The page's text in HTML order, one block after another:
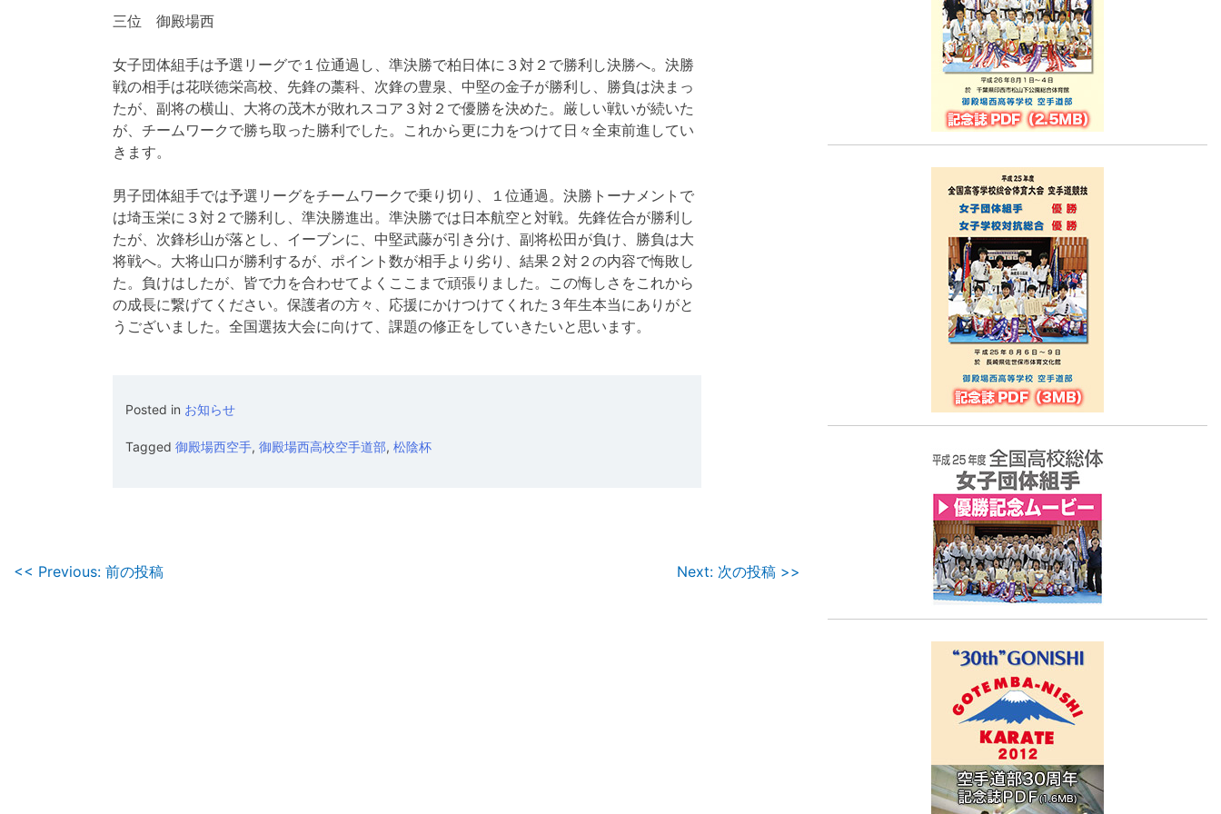
三位 御殿場西
女子団体組手は予選リーグで１位通過し、準決勝で柏日体に３対２で勝利し決勝へ。決勝
戦の相手は花咲徳栄高校、先鋒の藁科、次鋒の豊泉、中堅の金子が勝利し、勝負は決まっ
たが、副将の横山、大将の茂木が敗れスコア３対２で優勝を決めた。厳しい戦いが続いた
が、チームワークで勝ち取った勝利でした。これから更に力をつけて日々全束前進してい
きます。
男子団体組手では予選リーグをチームワークで乗り切り、１位通過。決勝トーナメントで
は埼玉栄に３対２で勝利し、準決勝進出。準決勝では日本航空と対戦。先鋒佐合が勝利し
たが、次鋒杉山が落とし、イーブンに、中堅武藤が引き分け、副将松田が負け、勝負は大
将戦へ。大将山口が勝利するが、ポイント数が相手より劣り、結果２対２の内容で悔敗し
た。負けはしたが、皆で力を合わせてよくここまで頑張りました。この悔しさをこれから
の成長に繋げてください。保護者の方々、応援にかけつけてくれた３年生本当にありがと
うございました。全国選抜大会に向けて、課題の修正をしていきたいと思います。
Posted in お知らせ
Tagged 御殿場西空手, 御殿場西高校空手道部, 松陰杯
投
<< Previous: 前の投稿 Next: 次の投稿 >>